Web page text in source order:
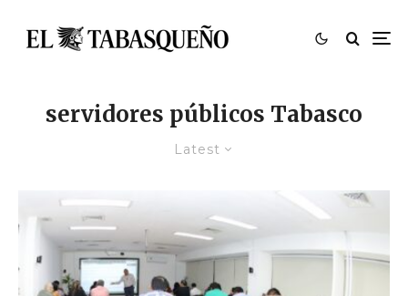
servidores públicos Tabasco
Latest